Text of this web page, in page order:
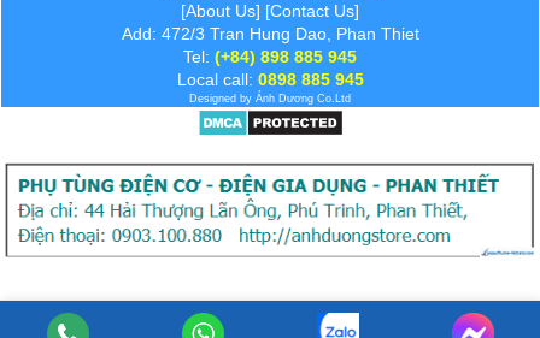
[About Us] [Contact Us]
Add: 472/3 Tran Hung Dao, Phan Thiet
Tel: (+84) 898 885 945
Local call: 0898 885 945
Designed by Ánh Dương Co.Ltd